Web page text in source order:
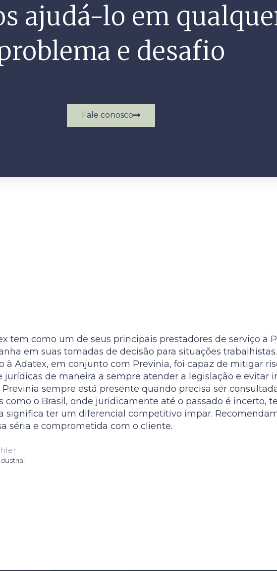
ajudá-lo em
e desafio
Fale conosco
tem como um de seus principais prestadores de serviço a
em suas tomadas de decisão para situações
à Adatex, em conjunto com Previnia, foi capaz de mitigar
jurídicas de maneira a sempre atender a legislação e evitar
Previnia sempre está presente quando precisa ser
como o Brasil, onde juridicamente até o passado é incerto,
significa ter um diferencial competitivo ímpar.
séria e comprometida com o cliente.